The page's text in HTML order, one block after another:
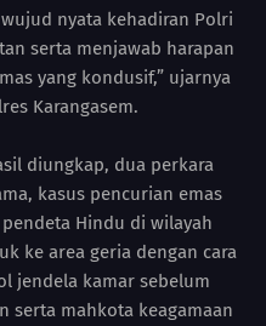
nyata kehadiran Polri
serta menjawab harapan
yang kondusif,” ujarnya
Karangasem.
diungkap, dua perkara
kasus pencurian emas
Hindu di wilayah
ke area geria dengan cara
jendela kamar sebelum
serta mahkota keagamaan